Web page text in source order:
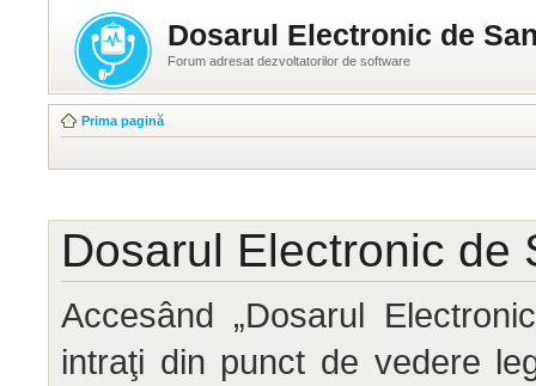
Dosarul Electronic de
Forum adresat dezvoltatorilor de software
Prima pagină
Dosarul Electronic de
Accesând „Dosarul
intraţi din punct de vedere